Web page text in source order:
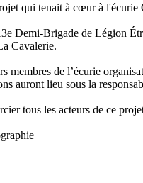
qui tenait à cœur à l'écurie
Demi-Brigade de Légion
Cavalerie.
membres de l’écurie
auront lieu sous la
tous les acteurs de ce